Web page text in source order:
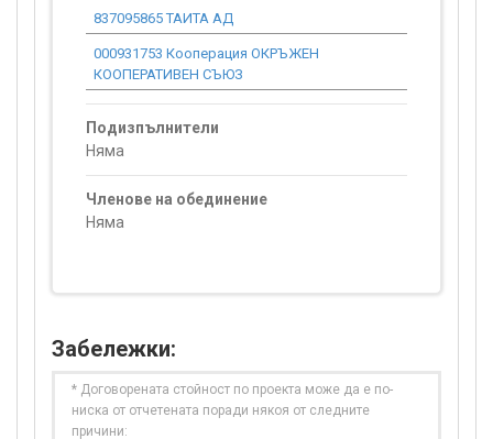
837095865 ТАИТА АД
000931753 Кооперация ОКРЪЖЕН
КООПЕРАТИВЕН СЪЮЗ
Подизпълнители
Няма
Членове на обединение
Няма
Забележки:
* Договорената стойност по проекта може да е по-
ниска от отчетената поради някоя от следните
причини: